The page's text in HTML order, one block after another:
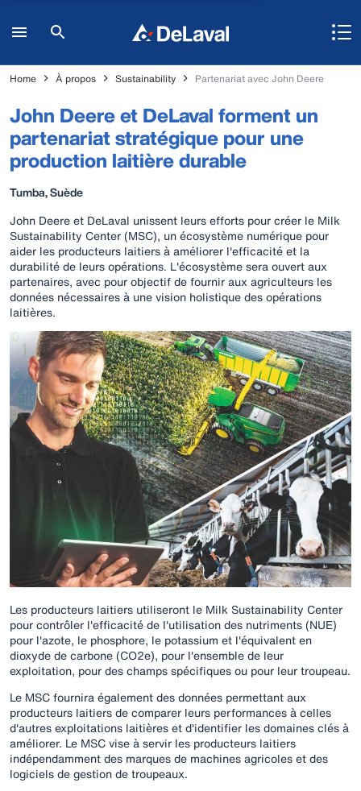
Home À propos Sustainability Partenariat avec John Deere
John Deere et DeLaval forment un
partenariat stratégique pour une
production laitière durable
Tumba, Suède
John Deere et DeLaval unissent leurs efforts pour créer le Milk
Sustainability Center (MSC), un écosystème numérique pour
aider les producteurs laitiers à améliorer l'efficacité et la
durabilité de leurs opérations. L'écosystème sera ouvert aux
partenaires, avec pour objectif de fournir aux agriculteurs les
données nécessaires à une vision holistique des opérations
laitières.
Les producteurs laitiers utiliseront le Milk Sustainability Center
pour contrôler l'efficacité de l'utilisation des nutriments (NUE)
pour l'azote, le phosphore, le potassium et l'équivalent en
dioxyde de carbone (CO2e), pour l'ensemble de leur
exploitation, pour des champs spécifiques ou pour leur troupeau.
Le MSC fournira également des données permettant aux
producteurs laitiers de comparer leurs performances à celles
d'autres exploitations laitières et d'identifier les domaines clés à
améliorer. Le MSC vise à servir les producteurs laitiers
indépendamment des marques de machines agricoles et des
logiciels de gestion de troupeaux.